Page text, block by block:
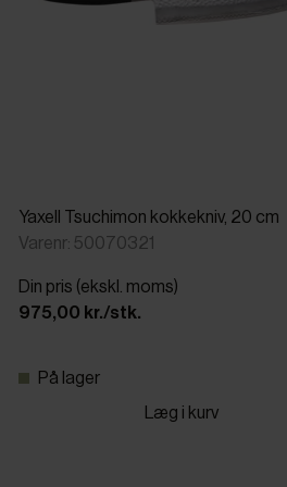
Yaxell Tsuchimon kokkekniv, 20 cm
Varenr: 50070321
Din pris (ekskl. moms)
975,00 kr./stk.
På lager
Læg i kurv